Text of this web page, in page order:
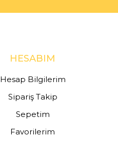
HESABIM
Hesap Bilgilerim
Sipariş Takip
Sepetim
Favorilerim